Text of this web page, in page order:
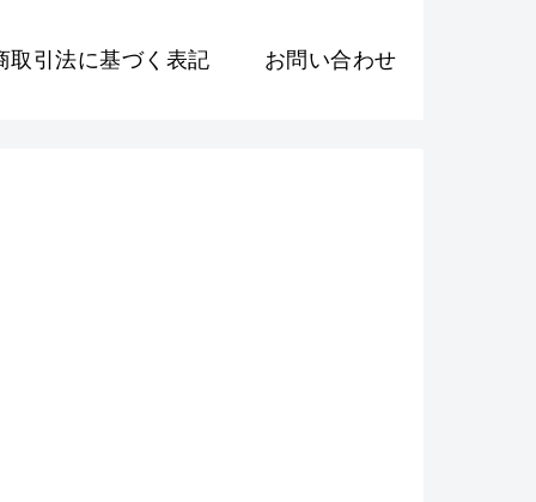
取引法に基づく表記 お問い合わせ